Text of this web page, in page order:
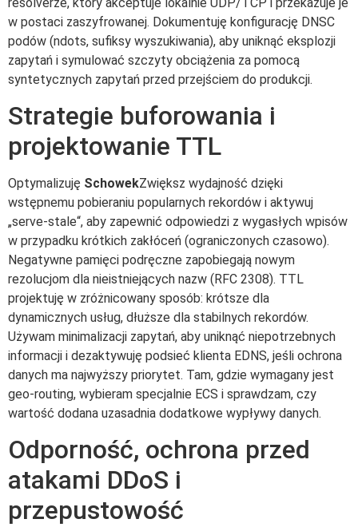
w postaci zaszyfrowanej. Dokumentuję konfigurację DNSC
podów (ndots, sufiksy wyszukiwania), aby uniknąć eksplozji
zapytań i symulować szczyty obciążenia za pomocą
syntetycznych zapytań przed przejściem do produkcji.
Strategie buforowania i
projektowanie TTL
Optymalizuję SchowekZwiększ wydajność dzięki
wstępnemu pobieraniu popularnych rekordów i aktywuj
„serve-stale“, aby zapewnić odpowiedzi z wygasłych wpisów
w przypadku krótkich zakłóceń (ograniczonych czasowo).
Negatywne pamięci podręczne zapobiegają nowym
rezolucjom dla nieistniejących nazw (RFC 2308). TTL
projektuję w zróżnicowany sposób: krótsze dla
dynamicznych usług, dłuższe dla stabilnych rekordów.
Używam minimalizacji zapytań, aby uniknąć niepotrzebnych
informacji i dezaktywuję podsieć klienta EDNS, jeśli ochrona
danych ma najwyższy priorytet. Tam, gdzie wymagany jest
geo-routing, wybieram specjalnie ECS i sprawdzam, czy
wartość dodana uzasadnia dodatkowe wypływy danych.
Odporność, ochrona przed
atakami DDoS i
przepustowość